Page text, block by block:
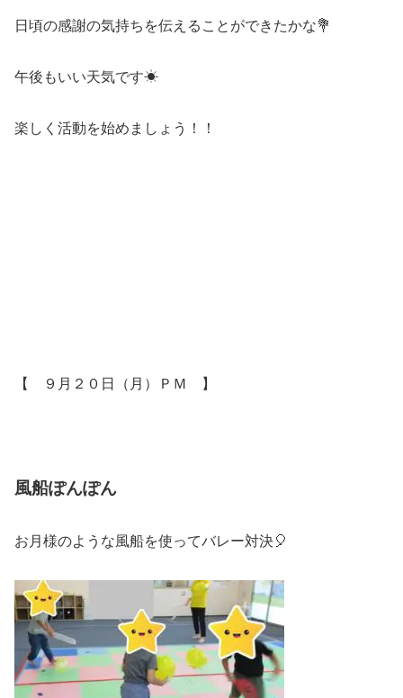
日頃の感謝の気持ちを伝えることができたかな💐
午後もいい天気です☀
楽しく活動を始めましょう！！
【 ９月２０日（月）ＰＭ 】
風船ぽんぽん
お月様のような風船を使ってバレー対決🎈